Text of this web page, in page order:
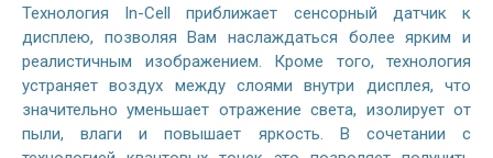
Технология In-Cell приближает сенсорный датчик к
дисплею, позволяя Вам наслаждаться более ярким и
реалистичным изображением. Кроме того, технология
устраняет воздух между слоями внутри дисплея, что
значительно уменьшает отражение света, изолирует от
пыли, влаги и повышает яркость. В сочетании с